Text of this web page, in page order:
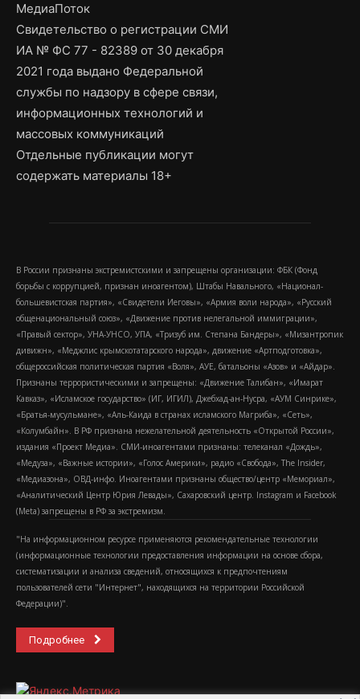
МедиаПоток
Свидетельство о регистрации СМИ
ИА № ФС 77 - 82389 от 30 декабря
2021 года выдано Федеральной
службы по надзору в сфере связи,
информационных технологий и
массовых коммуникаций
Отдельные публикации могут
содержать материалы 18+
В России признаны экстремистскими и запрещены организации: ФБК (Фонд
борьбы с коррупцией, признан иноагентом), Штабы Навального, «Национал-
большевистская партия», «Свидетели Иеговы», «Армия воли народа», «Русский
общенациональный союз», «Движение против нелегальной иммиграции»,
«Правый сектор», УНА-УНСО, УПА, «Тризуб им. Степана Бандеры», «Мизантропик
дивижн», «Меджлис крымскотатарского народа», движение «Артподготовка»,
общероссийская политическая партия «Воля», АУЕ, батальоны «Азов» и «Айдар».
Признаны террористическими и запрещены: «Движение Талибан», «Имарат
Кавказ», «Исламское государство» (ИГ, ИГИЛ), Джебхад-ан-Нусра, «АУМ Синрике»,
«Братья-мусульмане», «Аль-Каида в странах исламского Магриба», «Сеть»,
«Колумбайн». В РФ признана нежелательной деятельность «Открытой России»,
издания «Проект Медиа». СМИ-иноагентами признаны: телеканал «Дождь»,
«Медуза», «Важные истории», «Голос Америки», радио «Свобода», The Insider,
«Медиазона», ОВД-инфо. Иноагентами признаны общество/центр «Мемориал»,
«Аналитический Центр Юрия Левады», Сахаровский центр. Instagram и Facebook
(Metа) запрещены в РФ за экстремизм.
"На информационном ресурсе применяются рекомендательные технологии
(информационные технологии предоставления информации на основе сбора,
систематизации и анализа сведений, относящихся к предпочтениям
пользователей сети "Интернет", находящихся на территории Российской
Федерации)".
Подробнее